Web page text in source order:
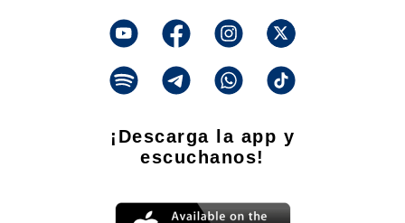
¡Descarga la app y
escuchanos!